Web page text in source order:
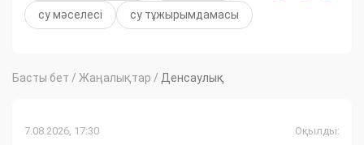
су мәселесі су тұжырымдамасы
Басты бет / Жаңалықтар / Денсаулық
7.08.2026, 17:30 Оқылды: